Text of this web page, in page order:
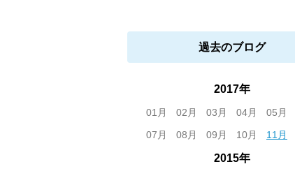
過去のブログ
2017年
01月 02月 03月 04月 05月
07月
08月 09月 10月 11月
2015年